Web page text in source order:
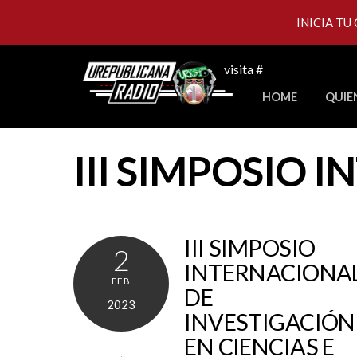
visita #
HOME
III SIMPOSIO
2
FEB
2023
III SIMPOSIO
DE
INVESTIGACIÓN
EN CIENCIAS E
INICIA TU